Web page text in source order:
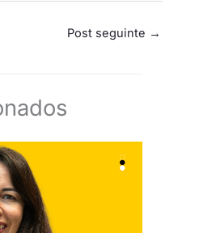
Post seguinte →